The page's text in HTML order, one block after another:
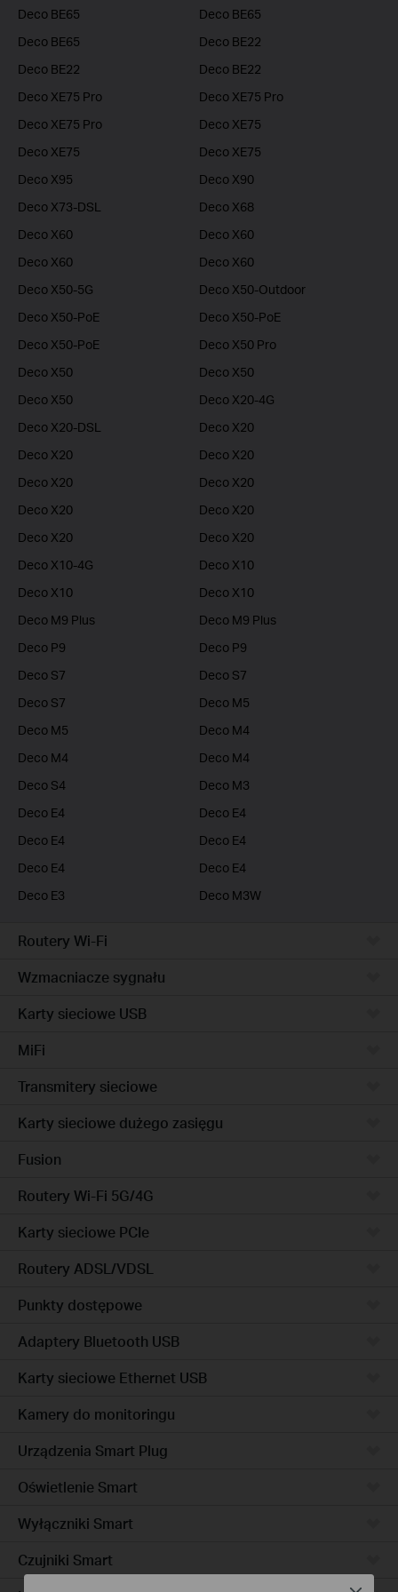
Deco BE65
Deco BE65
Deco BE65
Deco BE22
Deco BE22
Deco BE22
Deco XE75 Pro
Deco XE75 Pro
Deco XE75 Pro
Deco XE75
Deco XE75
Deco XE75
Deco X95
Deco X90
Deco X73-DSL
Deco X68
Deco X60
Deco X60
Deco X60
Deco X60
Deco X50-5G
Deco X50-Outdoor
Deco X50-PoE
Deco X50-PoE
Deco X50-PoE
Deco X50 Pro
Deco X50
Deco X50
Deco X50
Deco X20-4G
Deco X20-DSL
Deco X20
Deco X20
Deco X20
Deco X20
Deco X20
Deco X20
Deco X20
Deco X20
Deco X20
Deco X10-4G
Deco X10
Deco X10
Deco X10
Deco M9 Plus
Deco M9 Plus
Deco P9
Deco P9
Deco S7
Deco S7
Deco S7
Deco M5
Deco M5
Deco M4
Deco M4
Deco M4
Deco S4
Deco M3
Deco E4
Deco E4
Deco E4
Deco E4
Deco E4
Deco E4
Deco E3
Deco M3W
Routery Wi-Fi
Wzmacniacze sygnału
Karty sieciowe USB
MiFi
Transmitery sieciowe
Karty sieciowe dużego zasięgu
Fusion
Routery Wi-Fi 5G/4G
Karty sieciowe PCIe
Routery ADSL/VDSL
Punkty dostępowe
Adaptery Bluetooth USB
Karty sieciowe Ethernet USB
Kamery do monitoringu
Urządzenia Smart Plug
Oświetlenie Smart
Wyłączniki Smart
Czujniki Smart